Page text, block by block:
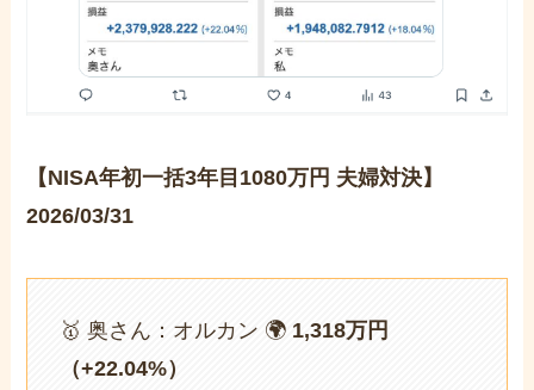
【NISA年初一括3年目1080万円 夫婦対決】
2026/03/31
🥇 奥さん：オルカン 🌍 1,318万円
（+22.04%）